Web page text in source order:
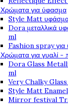
Χρώματα για ύφασμα
Style Matt
Dora μεταλλικά
ml
Fashion spray
Χρώματα για γυαλί -
Dora Glass
ml
Very Chalky
Style Matt
Mirror festival